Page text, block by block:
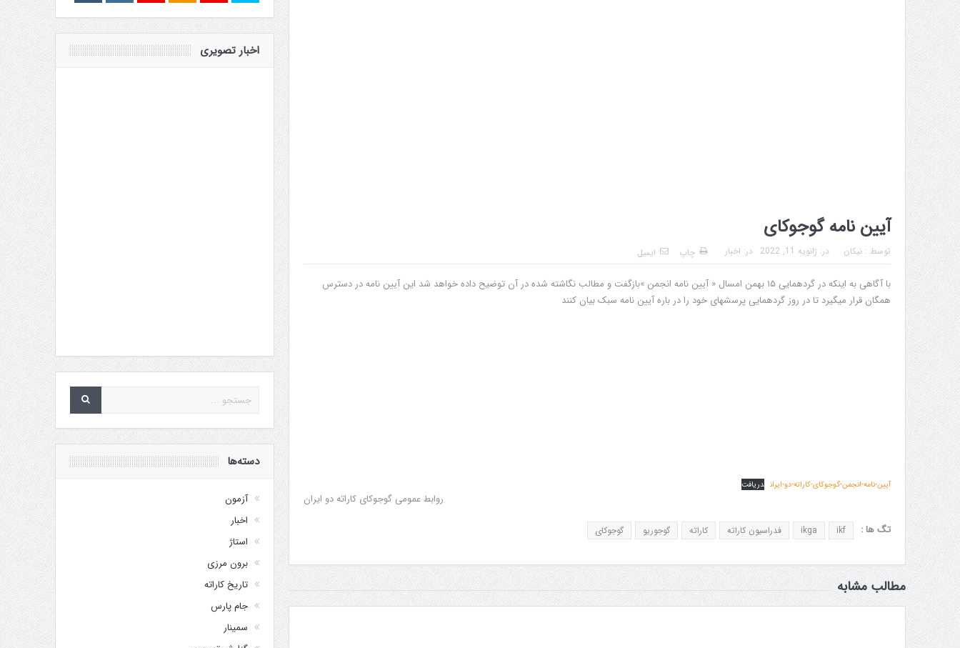
آیین نامه گوجوکای
توسط :نیکان در: ژانویه 11, 2022 در: اخبار چاپ ایمیل
با آگاهی به اینکه در گردهمایی ۱۵ بهمن امسال « آیین نامه انجمن »بازگفت و مطالب نگاشته شده در آن توضیح داده خواهد شد این آیین نامه در دسترس
همگان قرار میگیرد تا در روز گردهمایی پرسشهای خود را در باره آیین نامه سبک بیان کنند
آیین-نامه-انجمن-گوجوکای-کاراته-دو-ایران دریافت
روابط عمومی گوجوکای کاراته دو ایران
تگ ها : ikf
ikga فدراسیون کاراته کاراته گوجوریو گوجوکای
مطالب مشابه
اخبار تصویری
دسته‌ها
آزمون
اخبار
استاژ
برون مرزی
تاریخ کاراته
جام پارس
سمینار